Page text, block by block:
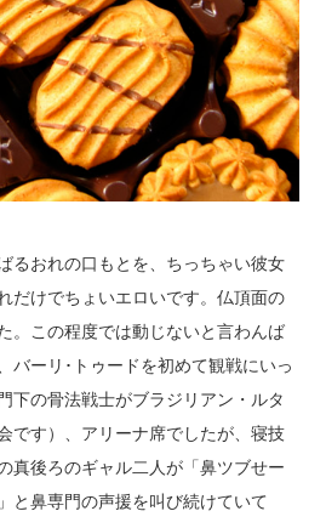
るおれの口もとを、ちっちゃい彼女
だけでちょいエロいです。仏頂面の
。この程度では動じないと言わんば
バーリ･トゥードを初めて観戦にいっ
下の骨法戦士がブラジリアン・ルタ
です）、アリーナ席でしたが、寝技
真後ろのギャル二人が「鼻ツブせー
と鼻専門の声援を叫び続けていて